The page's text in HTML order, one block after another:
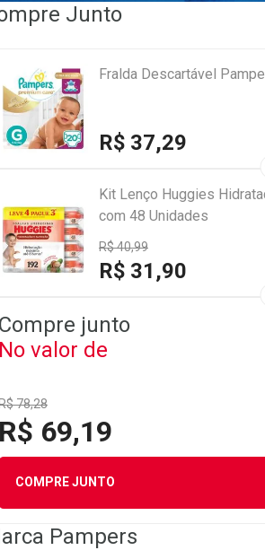
Junto
Fralda Descartável
R$ 37,29
Kit Lenço Huggies Hidratação e Nutrição Contra Assaduras 4 Pacotes
com 48 Unidades
R$ 40,99
R$ 31,90
Compre junto
No valor de
78,28
R$ 69,19
COMPRE JUNTO
Pampers